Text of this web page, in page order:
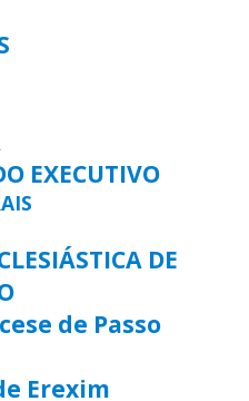
EXECUTIVO
DE
de Passo
Erexim